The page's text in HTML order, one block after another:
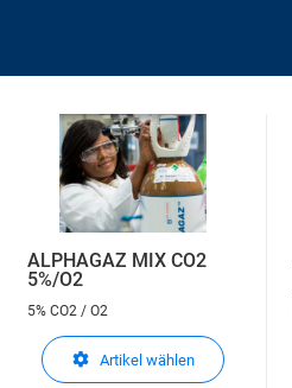
ALPHAGAZ MIX CO2
5%/O2
5% CO2 / O2
Artikel wählen